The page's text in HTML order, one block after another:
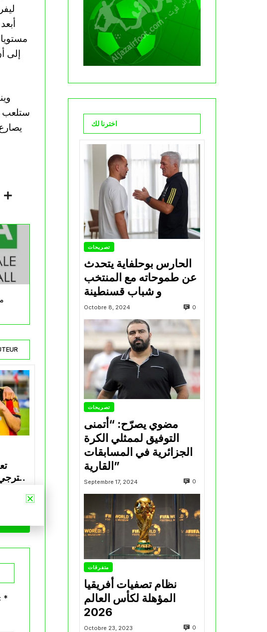
إلى
ستلعب
يهدر
*
اخترنا لك
تصريحات
الحارس بوحلفاية يتحدث
عن طموحاته مع المنتخب
و شباب قسنطينة
Octobre 8, 2024 0
تصريحات
مضوي يصرّح: “أتمنى
التوفيق لممثلي الكرة
الجزائرية في المسابقات
القارية”
Septembre 17, 2024 0
متفرقات
نظام تصفيات أفريقيا
المؤهلة لكأس العالم
2026
Octobre 23, 2023 0